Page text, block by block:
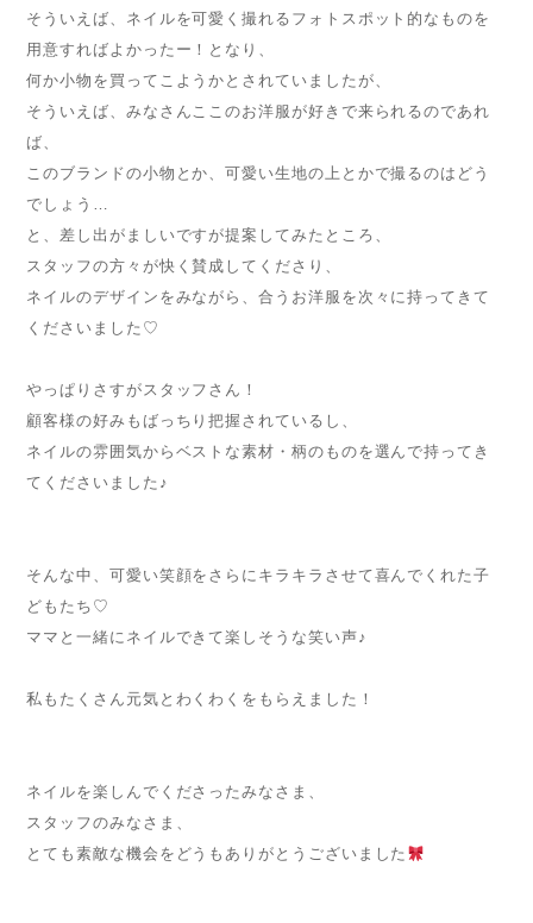
そういえば、ネイルを可愛く撮れるフォトスポット的なものを
用意すればよかったー！となり、
何か小物を買ってこようかとされていましたが、
そういえば、みなさんここのお洋服が好きで来られるのであれ
ば、
このブランドの小物とか、可愛い生地の上とかで撮るのはどう
でしょう…
と、差し出がましいですが提案してみたところ、
スタッフの方々が快く賛成してくださり、
ネイルのデザインをみながら、合うお洋服を次々に持ってきて
くださいました♡
やっぱりさすがスタッフさん！
顧客様の好みもばっちり把握されているし、
ネイルの雰囲気からベストな素材・柄のものを選んで持ってき
てくださいました♪
そんな中、可愛い笑顔をさらにキラキラさせて喜んでくれた子
どもたち♡
ママと一緒にネイルできて楽しそうな笑い声♪
私もたくさん元気とわくわくをもらえました！
ネイルを楽しんでくださったみなさま、
スタッフのみなさま、
とても素敵な機会をどうもありがとうございました